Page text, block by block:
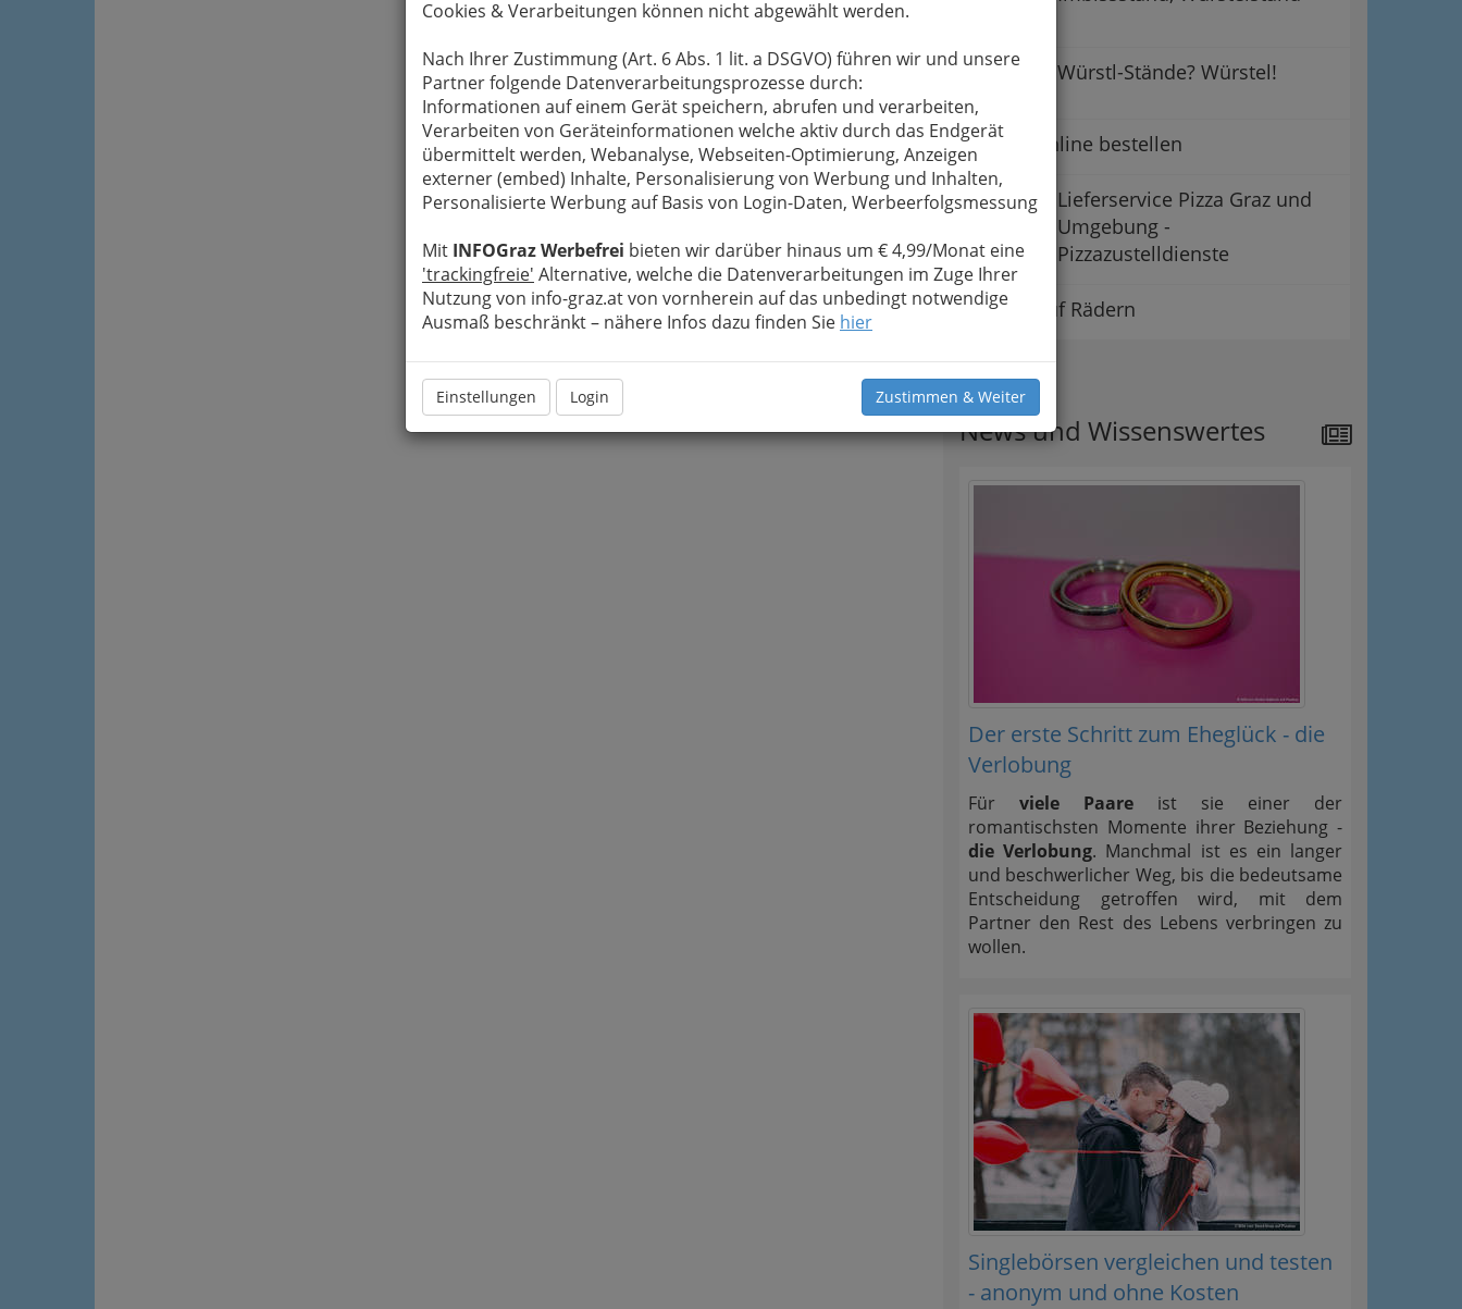
Cookies & Verarbeitungen können nicht abgewählt werden.
Nach Ihrer Zustimmung (Art. 6 Abs. 1 lit. a DSGVO) führen wir und unsere
Partner folgende Datenverarbeitungsprozesse durch:
Informationen auf einem Gerät speichern, abrufen und verarbeiten,
Verarbeiten von Geräteinformationen welche aktiv durch das Endgerät
übermittelt werden, Webanalyse, Webseiten-Optimierung, Anzeigen
externer (embed) Inhalte, Personalisierung von Werbung und Inhalten,
Personalisierte Werbung auf Basis von Login-Daten, Werbeerfolgsmessung
Mit INFOGraz Werbefrei bieten wir darüber hinaus um € 4,99/Monat eine
'trackingfreie' Alternative, welche die Datenverarbeitungen im Zuge Ihrer
Nutzung von info-graz.at von vornherein auf das unbedingt notwendige
Ausmaß beschränkt – nähere Infos dazu finden Sie hier
Einstellungen Login Zustimmen & Weiter
Würstl-Stände? Würstel!
Essen online bestellen
Lieferservice Pizza Graz und
Umgebung -
Pizzazustelldienste
Essen auf Rädern
Tipps
News und Wissenswertes
Der erste Schritt zum Eheglück - die
Verlobung
Für viele Paare ist sie einer der
romantischsten Momente ihrer Beziehung -
die Verlobung. Manchmal ist es ein langer
und beschwerlicher Weg, bis die bedeutsame
Entscheidung getroffen wird, mit dem
Partner den Rest des Lebens verbringen zu
wollen.
Singlebörsen vergleichen und testen
- anonym und ohne Kosten